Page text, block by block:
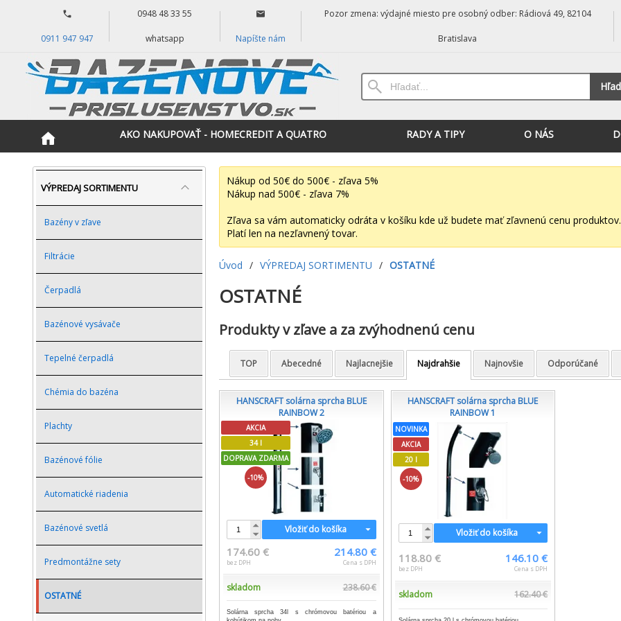
0911 947 947
0948 48 33 55
whatsapp Napíšte nám
Pozor zmena: výdajné miesto pre osobný odber: Rádiová 49, 82104
Bratislava
AKO NAKUPOVAŤ - HOMECREDIT A QUATRO RADY A TIPY O NÁS
VÝPREDAJ SORTIMENTU
Bazény v zľave
Filtrácie
Čerpadlá
Bazénové vysávače
Tepelné čerpadlá
Chémia do bazéna
Plachty
Bazénové fólie
Automatické riadenia
Bazénové svetlá
Predmontážne sety
OSTATNÉ
Nákup od 50€ do 500€ - zľava 5%
Nákup nad 500€ - zľava 7%
Zľava sa vám automaticky odráta v košíku kde už budete mať zľavnenú cenu produktov.
Platí len na nezľavnený tovar.
Úvod / VÝPREDAJ SORTIMENTU / OSTATNÉ
OSTATNÉ
Produkty v zľave a za zvýhodnenú cenu
TOP Abecedné Najlacnejšie Najdrahšie Najnovšie Odporúčané
HANSCRAFT solárna sprcha BLUE
RAINBOW 2
AKCIA
34 l
DOPRAVA ZDARMA
-10%
Vložiť do košíka
174.60 €
bez DPH
214.80 €
Cena s DPH
skladom 238.60 €
Solárna sprcha 34l s chrómovou batériou a
HANSCRAFT solárna sprcha BLUE
RAINBOW 1
NOVINKA
AKCIA
20 l
-10%
Vložiť do košíka
118.80 €
bez DPH
146.10 €
Cena s DPH
skladom 162.40 €